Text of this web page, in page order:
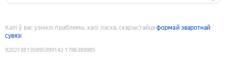
Калі ў вас узніклі праблемы, калі ласка, скарыстайцеформай зваротнай
сувязі
9202138135895399142:1786389985